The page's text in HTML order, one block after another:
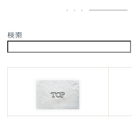
検索